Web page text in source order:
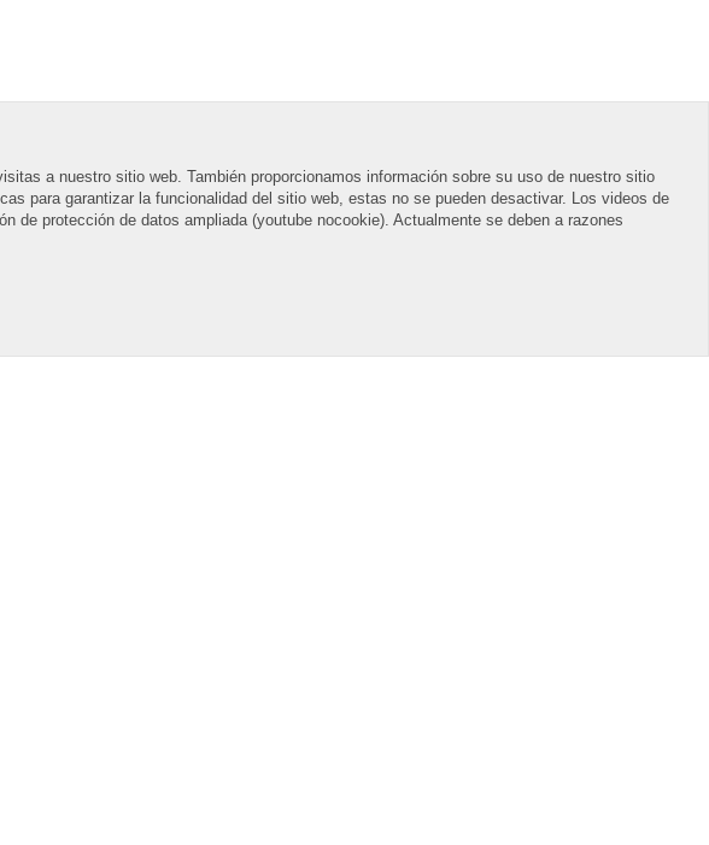
a nuestro sitio web. También proporcionamos información sobre su uso de nuestro sitio
para garantizar la funcionalidad del sitio web, estas no se pueden desactivar. Los videos de
protección de datos ampliada (youtube nocookie). Actualmente se deben a razones